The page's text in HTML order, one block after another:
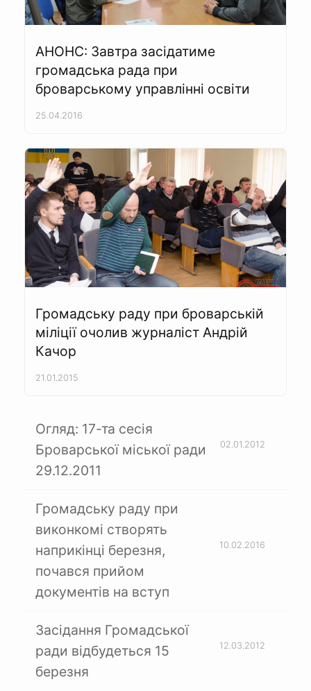
АНОНС: Завтра засідатиме
громадська рада при
броварському управлінні освіти
25.04.2016
Громадську раду при броварській
міліції очолив журналіст Андрій
Качор
21.01.2015
Огляд: 17-та сесія
Броварської міської ради
29.12.2011
02.01.2012
Громадську раду при
виконкомі створять
наприкінці березня,
почався прийом
документів на вступ
10.02.2016
Засідання Громадської
ради відбудеться 15
березня
12.03.2012